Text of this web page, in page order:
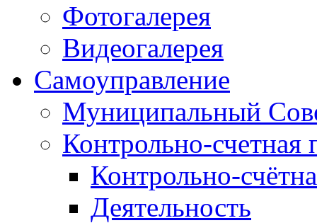
Фотогалерея
Видеогалерея
Самоуправление
Муниципальный
Контрольно-счетная
Контрольно-
Деятельность